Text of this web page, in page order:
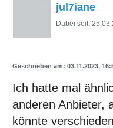
jul7iane
Dabei seit:
03.11.2023,
Ich hatte mal
anderen Anbieter,
könnte